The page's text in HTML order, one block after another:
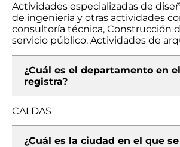
Actividades especializadas de
de ingeniería y otras actividades
consultoría técnica, Construcción
servicio público, Actividades de
¿Cuál es el departamento en
registra?
CALDAS
¿Cuál es la ciudad en el que